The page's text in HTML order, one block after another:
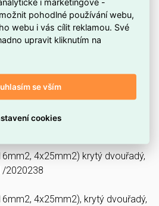
instalaci.
(1 pól)se hodí pro aplikace,
vedení jednoho obvodu.
IP20, šedý
4x25mm2) krytý dvouřadý,
/2020238
4x25mm2), krytý dvouřadý,
pohodlné používání webu,
webu i vás cílit reklamou. Své
upravit kliknutím na
se vším
cookies